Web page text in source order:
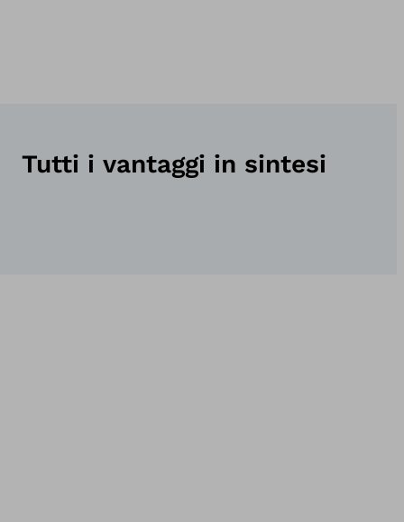
Tutti i vantaggi in sintesi